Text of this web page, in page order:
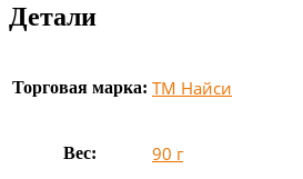
Детали
Торговая марка: ТМ Найси
Вес: 90 г